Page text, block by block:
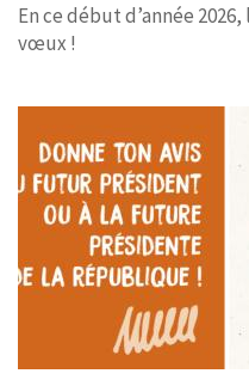
En ce début d’année
vœux !